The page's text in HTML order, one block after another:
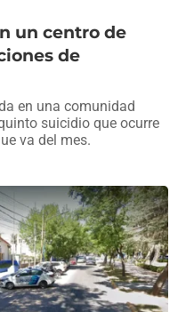
un centro de
de
en una comunidad
suicidio que ocurre
va del mes.